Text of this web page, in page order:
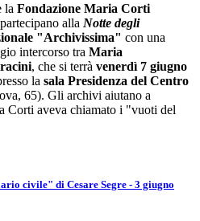
la Fondazione Maria Corti
alla Notte degli
"Archivissima" con una
intercorso tra Maria
, che si terrà venerdì 7 giugno
la sala Presidenza del Centro
65). Gli archivi aiutano a
Corti aveva chiamato i "vuoti del
civile" di Cesare Segre - 3 giugno